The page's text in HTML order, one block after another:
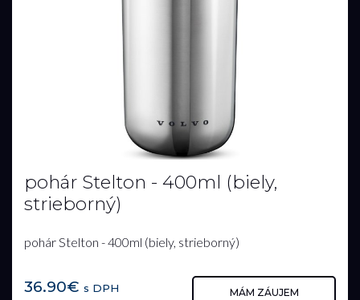
pohár Stelton - 400ml (biely,
strieborný)
pohár Stelton - 400ml (biely, strieborný)
36.90€ s DPH MÁM ZÁUJEM